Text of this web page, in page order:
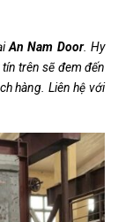
An Nam Door. Hy
trên sẽ đem đến
hàng. Liên hệ với